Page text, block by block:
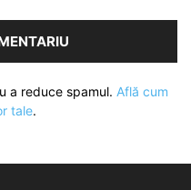
a reduce spamul. Află cum
tale.